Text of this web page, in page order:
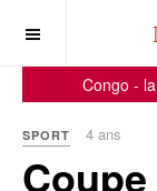
Congo -
SPORT 4 ans